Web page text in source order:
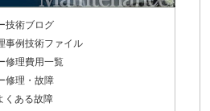
技術ブログ
事例技術ファイル
修理費用一覧
修理・故障
くある故障